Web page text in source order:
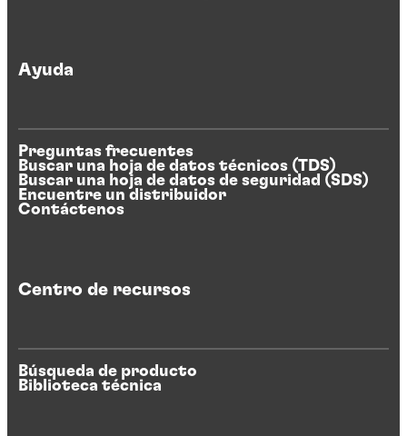
Ayuda
Preguntas frecuentes
Buscar una hoja de datos técnicos (TDS)
Buscar una hoja de datos de seguridad (SDS)
Encuentre un distribuidor
Contáctenos
Centro de recursos
Búsqueda de producto
Biblioteca técnica